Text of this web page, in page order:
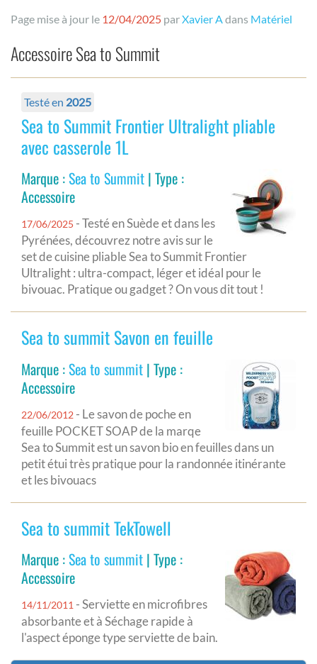
Page mise à jour le 12/04/2025 parXavier Adans Matériel
Accessoire Sea to Summit
Testé en 2025
Sea to Summit Frontier Ultralight pliable
avec casserole 1L
Marque :Sea to Summit | Type :
Accessoire
17/06/2025 - Testé en Suède et dans les
Pyrénées, découvrez notre avis sur le
set de cuisine pliable Sea to Summit Frontier
Ultralight : ultra-compact, léger et idéal pour le
bivouac. Pratique ou gadget ? On vous dit tout !
Sea to summit Savon en feuille
Marque :Sea to summit | Type :
Accessoire
22/06/2012 - Le savon de poche en
feuille POCKET SOAP de la marqe
Sea to Summit est un savon bio en feuilles dans un
petit étui très pratique pour la randonnée itinérante
et les bivouacs
Sea to summit TekTowell
Marque :Sea to summit | Type :
Accessoire
14/11/2011 - Serviette en microfibres
absorbante et à Séchage rapide à
l'aspect éponge type serviette de bain.